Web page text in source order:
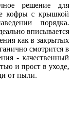
решение для
кофры с крышкой
порядка.
вписывается
как в закрытых
смотрится в
- качественный
и прост в уходе,
от пыли.